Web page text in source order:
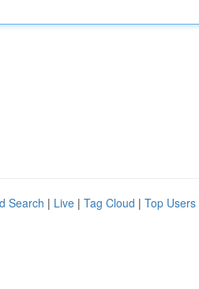
Search | Live | Tag Cloud | Top Users